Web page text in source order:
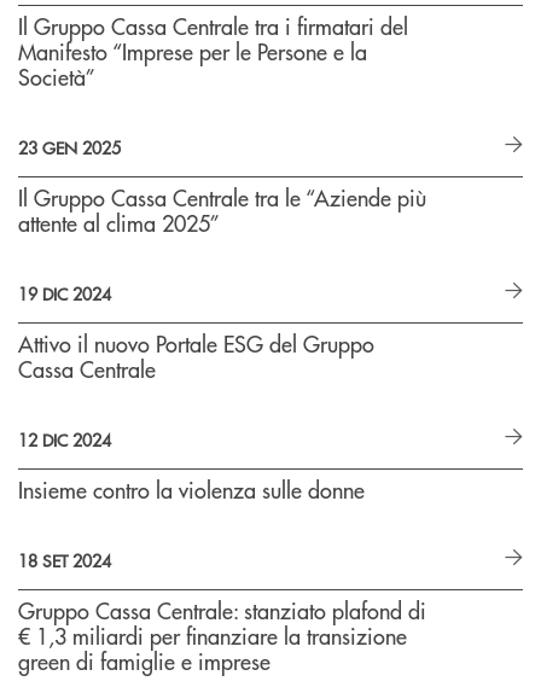
Il Gruppo Cassa Centrale tra i firmatari del
Manifesto “Imprese per le Persone e la
Società”
23 GEN 2025
Il Gruppo Cassa Centrale tra le “Aziende più
attente al clima 2025”
19 DIC 2024
Attivo il nuovo Portale ESG del Gruppo
Cassa Centrale
12 DIC 2024
Insieme contro la violenza sulle donne
18 SET 2024
Gruppo Cassa Centrale: stanziato plafond di
€ 1,3 miliardi per finanziare la transizione
green di famiglie e imprese